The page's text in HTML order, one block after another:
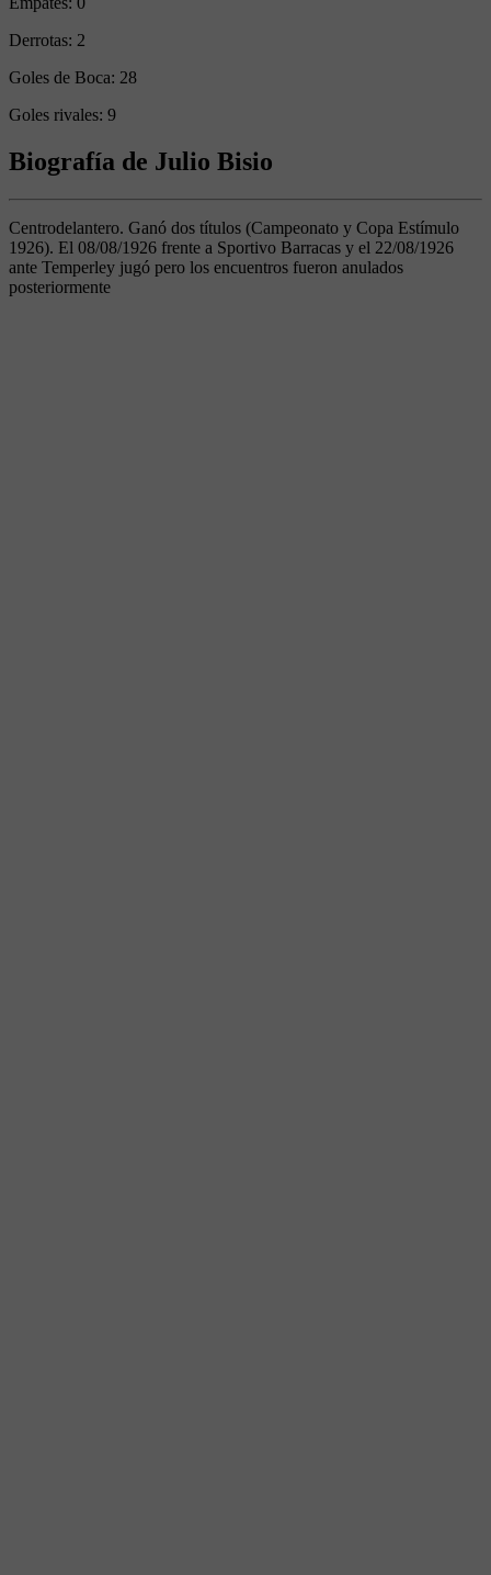
Derrotas: 2
Goles de Boca: 28
Goles rivales: 9
Biografía de Julio Bisio
Centrodelantero. Ganó dos títulos (Campeonato y Copa Estímulo
1926). El 08/08/1926 frente a Sportivo Barracas y el 22/08/1926
ante Temperley jugó pero los encuentros fueron anulados
posteriormente